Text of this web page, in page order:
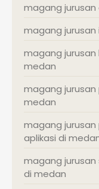
magang
magang
magang
medan
magang
medan
magang
aplikasi di
magang
di medan